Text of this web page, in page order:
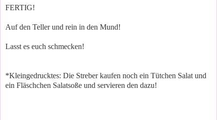
FERTIG!
Auf den Teller und rein in den Mund!
Lasst es euch schmecken!
*Kleingedrucktes: Die Streber kaufen noch ein Tütchen Salat und
ein Fläschchen Salatsoße und servieren den dazu!